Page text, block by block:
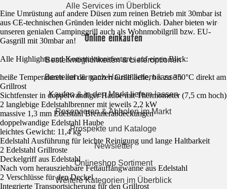
Eine Umrüstung auf andere Düsen zum reinen Betrieb mit 30mbar ist
aus CE-technischen Gründen leider nicht möglich. Daher bieten wir
unseren genialen Campinggrill auch als Wohnmobilgrill bzw. EU-
Gasgrill mit 30mbar an!
Alle Highlights und Konstruktionsfeatures auf einen Blick:
heiße Temperaturen auf der ganzen Grillfläche, bis zu 350°C direkt am
Grillrost
Sichtfenster in doppelwandiger Haube mit Thermometer (7,5 cm hoch)
2 langlebige Edelstahlbrenner mit jeweils 2,2 kW
massive 1,3 mm Edelstahl Brennerabdeckungen
doppelwandige Edelstahl Haube
leichtes Gewicht: 11,4 kg
Edelstahl Ausführung für leichte Reinigung und lange Haltbarkeit
2 Edelstahl Grillroste
Deckelgriff aus Edelstahl
Nach vorn herausziehbare Fettauffangwanne aus Edelstahl
2 Verschlüsse für den Deckel
Integrierte Transportsicherung für den Grillrost
Alle Services im Überblick
Online einkaufen
Bestellmöglichkeiten & Lieferoptionen
Bestellen & nach Hause liefern lassen
Kaufen & in den Markt liefern lassen
Reservieren & Abholen im Markt
Prospekte und Kataloge
Newsletter
Onlineshop Sortiment
Weitere Kategorien im Überblick